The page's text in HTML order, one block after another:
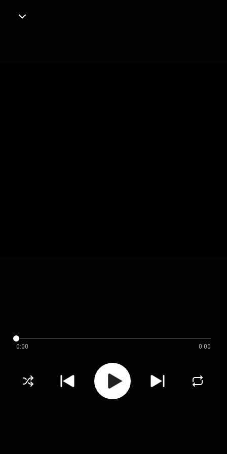
0:00 0:00